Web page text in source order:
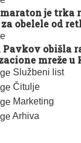
Službeni list
Čitulje
Marketing
Arhiva
je trka
obelele od
obišla
mreže u